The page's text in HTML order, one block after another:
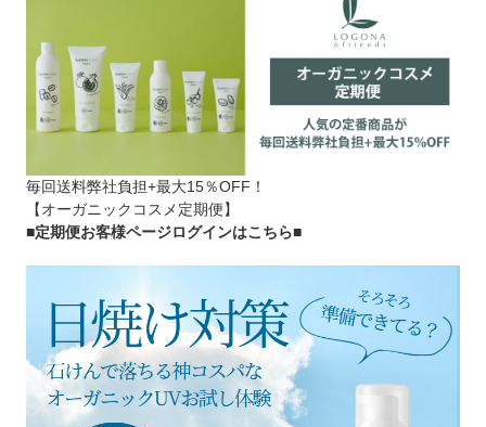
毎回送料弊社負担+最大15％OFF！
【オーガニックコスメ定期便】
■定期便お客様ページログインはこちら■